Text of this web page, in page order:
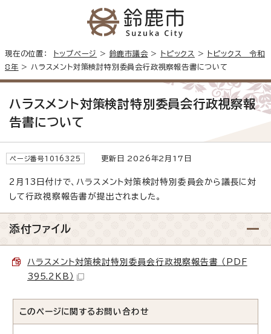
現在の位置： トップページ > 鈴鹿市議会 > トピックス >
トピックス 令和
8年 > ハラスメント対策検討特別委員会行政視察報告書について
ハラスメント対策検討特別委員会行政視察報
告書について
ページ番号1016325 更新日 2026年2月17日
2月13日付けで、ハラスメント対策検討特別委員会から議長に対
して行政視察報告書が提出されました。
添付ファイル
ハラスメント対策検討特別委員会行政視察報告書 （PDF
395.2KB）
このページに関する お問い合わせ